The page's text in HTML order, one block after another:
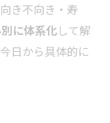
き不向き・寿
に体系化して解
日から具体的に